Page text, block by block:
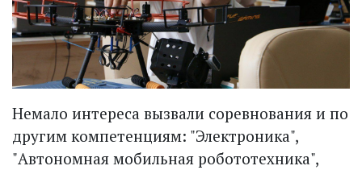
Немало интереса вызвали соревнования и по
другим компетенциям: "Электроника",
"Автономная мобильная робототехника",